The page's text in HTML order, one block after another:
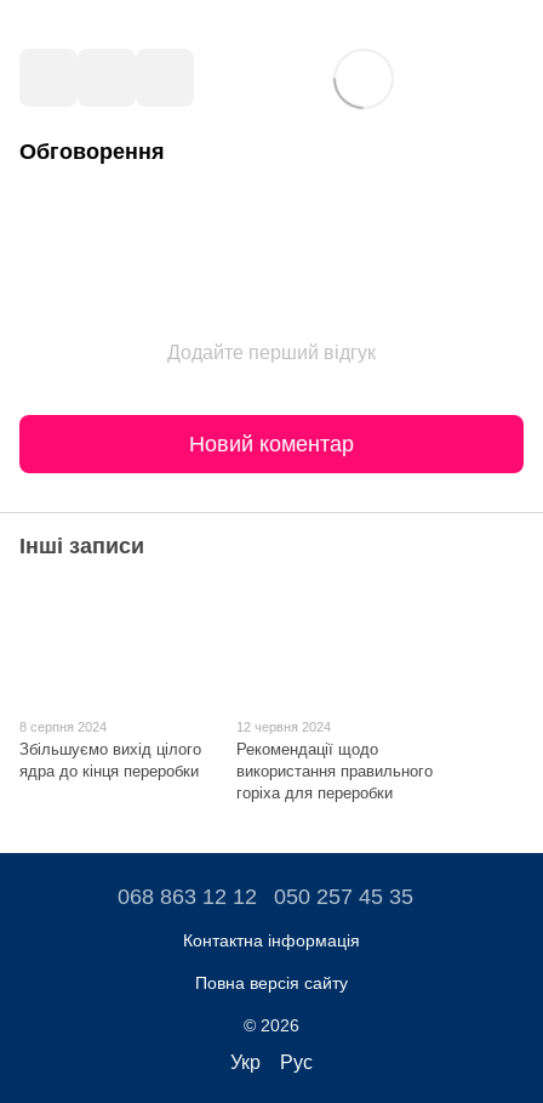
Обговорення
Додайте перший відгук
Новий коментар
Інші записи
8 серпня 2024
Збільшуємо вихід цілого
ядра до кінця переробки
12 червня 2024
Рекомендації щодо
використання правильного
горіха для переробки
068 863 12 12 050 257 45 35
Контактна інформація
Повна версія сайту
© 2026
Укр Рус